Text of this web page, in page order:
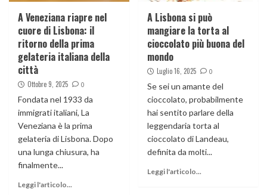
A Veneziana riapre nel
cuore di Lisbona: il
ritorno della prima
gelateria italiana della
città
Ottobre 9, 2025 0
Fondata nel 1933 da
immigrati italiani, La
Veneziana è la prima
gelateria di Lisbona. Dopo
una lunga chiusura, ha
finalmente...
Leggi l'articolo...
A Lisbona si può
mangiare la torta al
cioccolato più buona del
mondo
Luglio 16, 2025 0
Se sei un amante del
cioccolato, probabilmente
hai sentito parlare della
leggendaria torta al
cioccolato di Landeau,
definita da molti...
Leggi l'articolo...